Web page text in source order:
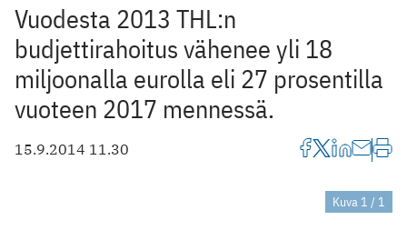
Vuodesta 2013 THL:n
budjettirahoitus vähenee yli 18
miljoonalla eurolla eli 27 prosentilla
vuoteen 2017 mennessä.
15.9.2014 11.30
Kuva 1 / 1